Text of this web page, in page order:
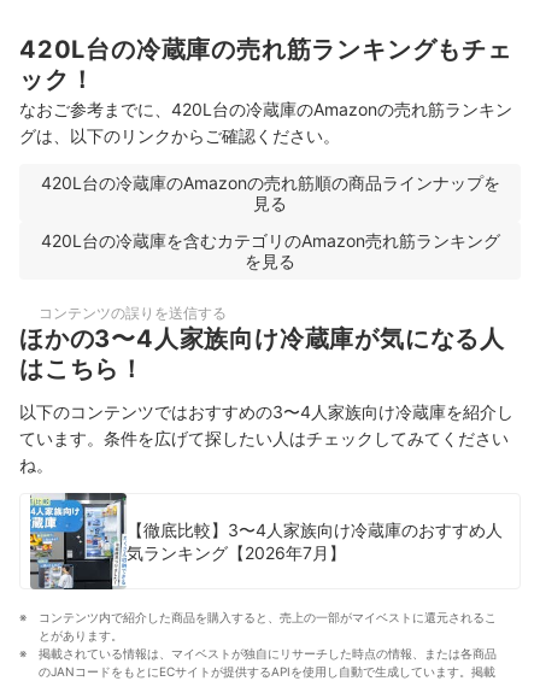
420L台の冷蔵庫の売れ筋ランキングもチェ
ック！
なおご参考までに、420L台の冷蔵庫のAmazonの売れ筋ランキン
グは、以下のリンクからご確認ください。
420L台の冷蔵庫のAmazonの売れ筋順の商品ラインナップを
見る
420L台の冷蔵庫を含むカテゴリのAmazon売れ筋ランキング
を見る
コンテンツの誤りを送信する
ほかの3〜4人家族向け冷蔵庫が気になる人
はこちら！
以下のコンテンツではおすすめの3〜4人家族向け冷蔵庫を紹介し
ています。条件を広げて探したい人はチェックしてみてください
ね。
【徹底比較】3〜4人家族向け冷蔵庫のおすすめ人
気ランキング【2026年7月】
コンテンツ内で紹介した商品を購入すると、売上の一部がマイベストに還元されるこ
とがあります。
掲載されている情報は、マイベストが独自にリサーチした時点の情報、または各商品
のJANコードをもとにECサイトが提供するAPIを使用し自動で生成しています。掲載